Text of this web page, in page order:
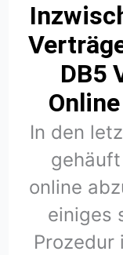
DB5
In den
online
einiges
Prozedur